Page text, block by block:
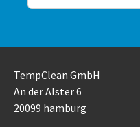
TempClean GmbH
An der Alster 6
20099 hamburg